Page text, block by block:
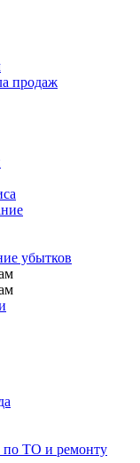
продаж
убытков
по ТО и ремонту